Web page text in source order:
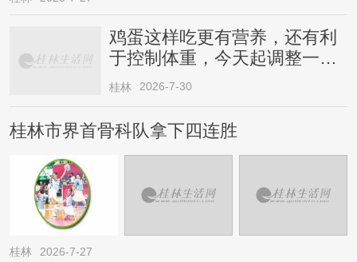
鸡蛋这样吃更有营养，还有利
于控制体重，今天起调整一下
→
桂林 2026-7-30
桂林市界首骨科队拿下四连胜
桂林 2026-7-27